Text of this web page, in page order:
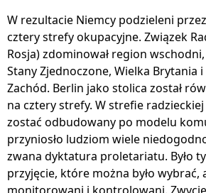
W rezultacie Niemcy podzieleni
cztery strefy okupacyjne. Związek
Rosja) zdominował region
Stany Zjednoczone, Wielka Brytania i
Zachód. Berlin jako stolica został
na cztery strefy. W strefie
zostać odbudowany po modelu
przyniosło ludziom wiele
zwana dyktatura proletariatu. Było
przyjęcie, które można było wybrać,